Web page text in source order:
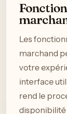
Les
marchand
votre
interface
rend le
disponibilité